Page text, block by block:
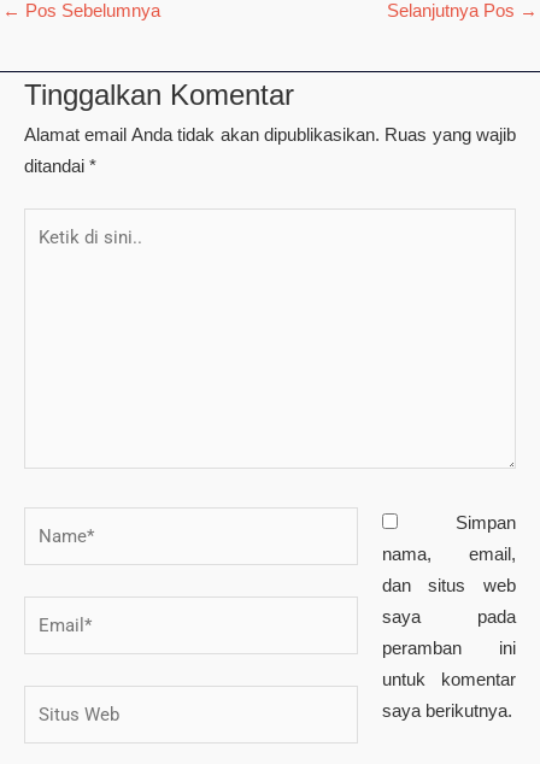
← Pos Sebelumnya Selanjutnya Pos →
Tinggalkan Komentar
Alamat email Anda tidak akan dipublikasikan. Ruas yang wajib
ditandai *
Simpan
nama, email,
dan situs web
saya pada
peramban ini
untuk komentar
saya berikutnya.